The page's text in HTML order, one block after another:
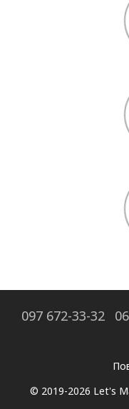
097 672-33-32
© 2019-2026 Let's